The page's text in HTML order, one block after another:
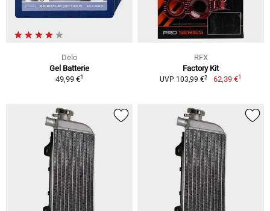
Delo
Gel Batterie
49,99 €1
RFX
Factory Kit
UVP 103,99 €2 62,39 €1